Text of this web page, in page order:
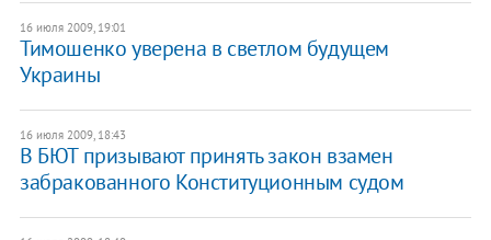
16 июля 2009, 19:01
Тимошенко уверена в светлом будущем
Украины
16 июля 2009, 18:43
В БЮТ призывают принять закон взамен
забракованного Конституционным судом